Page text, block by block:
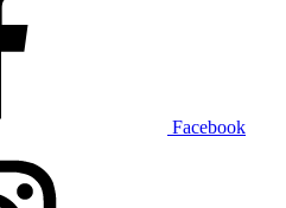
Facebook